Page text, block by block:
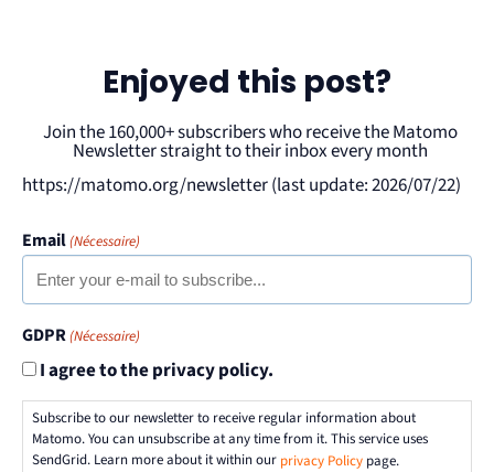
Enjoyed this post?
Join the 160,000+ subscribers who receive the Matomo
Newsletter straight to their inbox every month
https://matomo.org/newsletter (last update: 2026/07/22)
Email(Nécessaire)
GDPR(Nécessaire)
I agree to the privacy policy.
Subscribe to our newsletter to receive regular information about
Matomo. You can unsubscribe at any time from it. This service uses
SendGrid. Learn more about it within our privacy Policy page.